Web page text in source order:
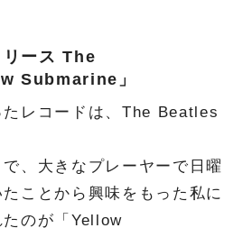
ース The
Submarine」
レコードは、The Beatles
、大きなプレーヤーで日曜
ことから興味をもった私に
のが「Yellow